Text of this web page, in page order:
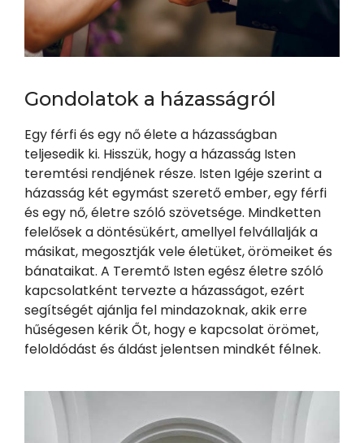
Gondolatok a házasságról
Egy férfi és egy nő élete a házasságban
teljesedik ki. Hisszük, hogy a házasság Isten
teremtési rendjének része. Isten Igéje szerint a
házasság két egymást szerető ember, egy férfi
és egy nő, életre szóló szövetsége. Mindketten
felelősek a döntésükért, amellyel felvállalják a
másikat, megosztják vele életüket, örömeiket és
bánataikat. A Teremtő Isten egész életre szóló
kapcsolatként tervezte a házasságot, ezért
segítségét ajánlja fel mindazoknak, akik erre
hűségesen kérik Őt, hogy e kapcsolat örömet,
feloldódást és áldást jelentsen mindkét félnek.